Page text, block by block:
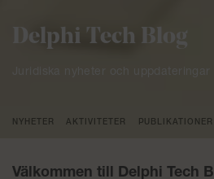
Delphi Tech Blog
NYHETER AKTIVITETER PUBLIKATIONER
Välkommen till Delphi Tech